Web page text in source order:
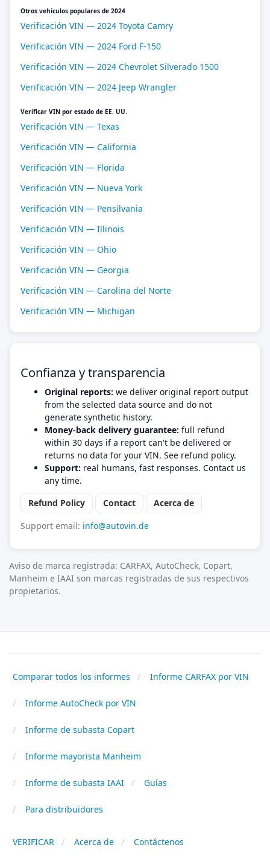
Otros vehículos populares de 2024
Verificación VIN — 2024 Toyota Camry
Verificación VIN — 2024 Ford F-150
Verificación VIN — 2024 Chevrolet Silverado 1500
Verificación VIN — 2024 Jeep Wrangler
Verificar VIN por estado de EE. UU.
Verificación VIN — Texas
Verificación VIN — California
Verificación VIN — Florida
Verificación VIN — Nueva York
Verificación VIN — Pensilvania
Verificación VIN — Illinois
Verificación VIN — Ohio
Verificación VIN — Georgia
Verificación VIN — Carolina del Norte
Verificación VIN — Michigan
Confianza y transparencia
Original reports: we deliver original report output
from the selected data source and do not
generate synthetic history.
Money-back delivery guarantee: full refund
within 30 days if a report can't be delivered or
returns no data for your VIN. See refund policy.
Support: real humans, fast responses. Contact us
any time.
Refund Policy
Contact
Acerca de
Support email: info@autovin.de
Aviso de marca registrada: CARFAX, AutoCheck, Copart,
Manheim e IAAI son marcas registradas de sus respectivos
propietarios.
Comparar todos los informes Informe CARFAX por VIN
Informe AutoCheck por VIN
Informe de subasta Copart
Informe mayorista Manheim
Informe de subasta IAAI Guías
Para distribuidores
VERIFICAR Acerca de Contáctenos